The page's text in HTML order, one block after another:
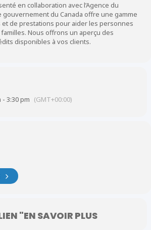
en collaboration avec l’Agence du
gouvernement du Canada offre une gamme
de prestations pour aider les personnes
Nous offrons un aperçu des
disponibles à vos clients.
- 3:30 pm (GMT+00:00)
"EN SAVOIR PLUS